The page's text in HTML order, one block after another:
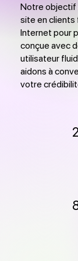
Notre objectif
site en clients
Internet pour
conçue avec
utilisateur
aidons à
votre